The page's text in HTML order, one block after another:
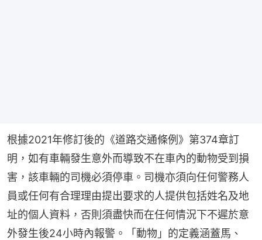
根據2021年修訂後的《道路交通條例》第374章訂
明，如有車輛發生意外而導致不在車內的動物受到損
害，該車輛的司機必須停車。司機亦須向任何警務人
員或任何有合理理由提出要求的人提供包括姓名及地
址的個人資料，否則須盡快而在任何情況下不遲於意
外發生後24小時內報警。「動物」的定義涵蓋馬、